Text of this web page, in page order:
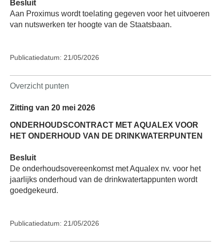
Besluit
Aan Proximus wordt toelating gegeven voor het uitvoeren
van nutswerken ter hoogte van de Staatsbaan.
Publicatiedatum: 21/05/2026
Overzicht punten
Zitting van 20 mei 2026
ONDERHOUDSCONTRACT MET AQUALEX VOOR
HET ONDERHOUD VAN DE DRINKWATERPUNTEN
Besluit
De onderhoudsovereenkomst met Aqualex nv. voor het
jaarlijks onderhoud van de drinkwatertappunten wordt
goedgekeurd.
Publicatiedatum: 21/05/2026